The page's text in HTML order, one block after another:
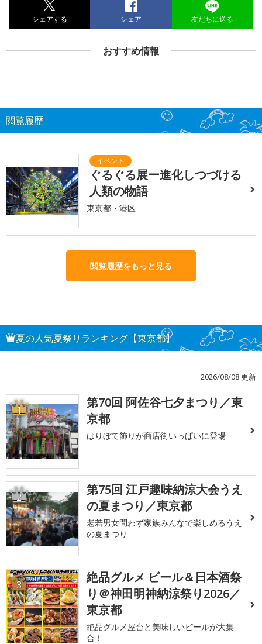
シェアする シェア 友だちに送る
おすすめ情報
閲覧履歴
ぐるぐる展ー進化しつづける
人類の物語
東京都・港区
閲覧履歴をもっと見る
夏の人気夏祭りランキング【東京都】
2026/08/08 更新
1
第70回 阿佐谷七夕まつり／東
京都
はりぼて飾りが商店街いっぱいに登場
2
第75回 江戸趣味納涼大会うえ
の夏まつり／東京都
老若男女問わず家族みんなで楽しめるうえ
の夏まつり
3
絶品グルメ ビール＆日本酒祭
り＠神田明神納涼祭り2026／
東京都
絶品グルメ屋台と美味しいビールが大集
合！